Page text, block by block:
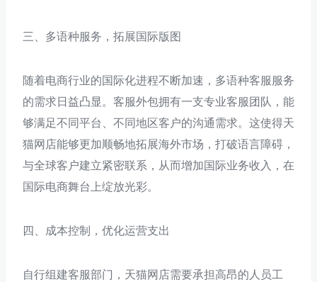
三、多语种服务，拓展国际版图
随着电商行业的国际化进程不断加速，多语种客服服务
的需求日益凸显。客服外包拥有一支专业客服团队，能
够满足不同平台、不同地区客户的沟通需求。这使得天
猫网店能够更加顺畅地拓展海外市场，打破语言障碍，
与全球客户建立紧密联系，从而增加国际业务收入，在
国际电商舞台上绽放光彩。
四、成本控制，优化运营支出
自行组建客服部门，天猫网店需要承担高昂的人员工